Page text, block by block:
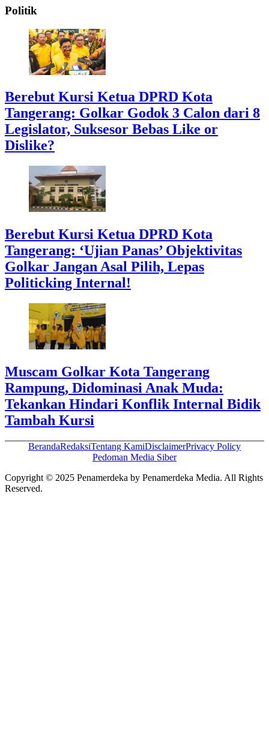
Politik
Berebut Kursi Ketua DPRD Kota
Tangerang: Golkar Godok 3 Calon dari 8
Legislator, Suksesor Bebas Like or
Dislike?
Berebut Kursi Ketua DPRD Kota
Tangerang: ‘Ujian Panas’ Objektivitas
Golkar Jangan Asal Pilih, Lepas
Politicking Internal!
Muscam Golkar Kota Tangerang
Rampung, Didominasi Anak Muda:
Tekankan Hindari Konflik Internal Bidik
Tambah Kursi
BerandaRedaksiTentang KamiDisclaimerPrivacy Policy
Pedoman Media Siber
Copyright © 2025 Penamerdeka by Penamerdeka Media. All Rights
Reserved.